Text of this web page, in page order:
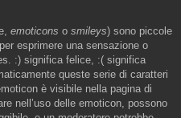
emoticons o smileys) sono piccole
esprimere una sensazione o
:) significa felice, :( significa
queste serie di caratteri
è visibile nella pagina di
nell’uso delle emoticon, possono